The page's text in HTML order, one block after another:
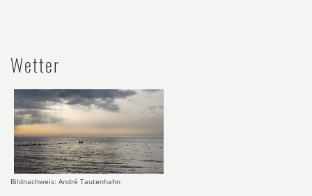
Wetter
Bildnachweis: André Tautenhahn